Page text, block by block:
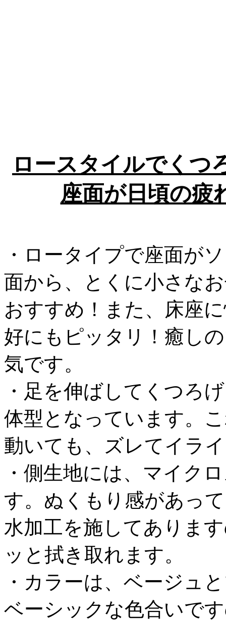
ロースタイルでくつ
座面が日頃の疲
・ロータイプで座面が
面から、とくに小さな
おすすめ！また、床座
好にもピッタリ！癒し
気です。
・足を伸ばしてくつろ
体型となっています。
動いても、ズレてイラ
・側生地には、マイク
す。ぬくもり感があっ
水加工を施してありま
ッと拭き取れます。
・カラーは、ベージュ
ベーシックな色合いで